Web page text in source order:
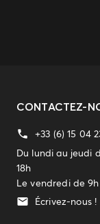
CONTACTEZ-
+33 (6) 15 04
Du lundi au jeudi
18h
Le vendredi de 9h
Écrivez-nous !